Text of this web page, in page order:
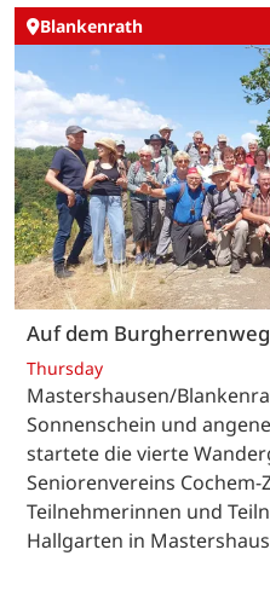
Blankenrath
Auf dem
Thursday
Mastershausen/
Sonnenschein und
startete die vierte
Seniorenvereins Cochem-
Teilnehmerinnen und
Hallgarten in